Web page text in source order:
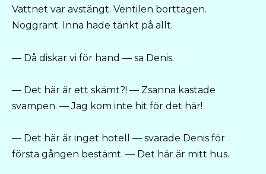
Vattnet var avstängt. Ventilen borttagen.
Noggrant. Inna hade tänkt på allt.
— Då diskar vi för hand — sa Denis.
— Det här är ett skämt?! — Zsanna kastade
svampen. — Jag kom inte hit för det här!
— Det här är inget hotell — svarade Denis för
första gången bestämt. — Det här är mitt hus.